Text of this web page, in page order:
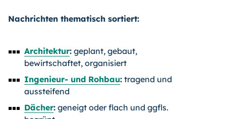
Nachrichten thematisch sortiert:
Architektur: geplant, gebaut,
bewirtschaftet, organisiert
Ingenieur- und Rohbau: tragend und
aussteifend
Dächer: geneigt oder flach und ggfls.